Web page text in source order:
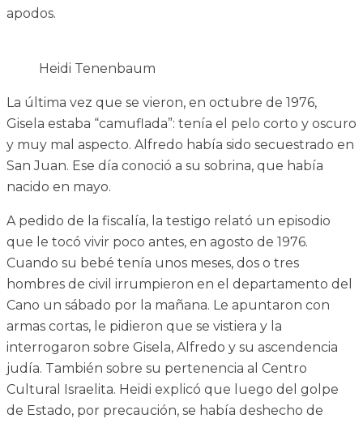
apodos.
Heidi Tenenbaum
La última vez que se vieron, en octubre de 1976,
Gisela estaba “camuflada”: tenía el pelo corto y oscuro
y muy mal aspecto. Alfredo había sido secuestrado en
San Juan. Ese día conoció a su sobrina, que había
nacido en mayo.
A pedido de la fiscalía, la testigo relató un episodio
que le tocó vivir poco antes, en agosto de 1976.
Cuando su bebé tenía unos meses, dos o tres
hombres de civil irrumpieron en el departamento del
Cano un sábado por la mañana. Le apuntaron con
armas cortas, le pidieron que se vistiera y la
interrogaron sobre Gisela, Alfredo y su ascendencia
judía. También sobre su pertenencia al Centro
Cultural Israelita. Heidi explicó que luego del golpe
de Estado, por precaución, se había deshecho de